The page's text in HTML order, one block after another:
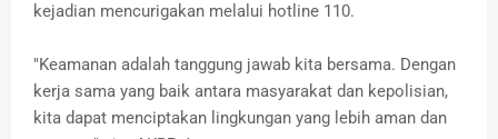
kejadian mencurigakan melalui hotline 110.
"Keamanan adalah tanggung jawab kita bersama. Dengan
kerja sama yang baik antara masyarakat dan kepolisian,
kita dapat menciptakan lingkungan yang lebih aman dan